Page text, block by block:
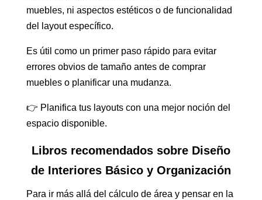
muebles, ni aspectos estéticos o de funcionalidad
del layout específico.
Es útil como un primer paso rápido para evitar
errores obvios de tamaño antes de comprar
muebles o planificar una mudanza.
👉 Planifica tus layouts con una mejor noción del
espacio disponible.
Libros recomendados sobre Diseño
de Interiores Básico y Organización
Para ir más allá del cálculo de área y pensar en la